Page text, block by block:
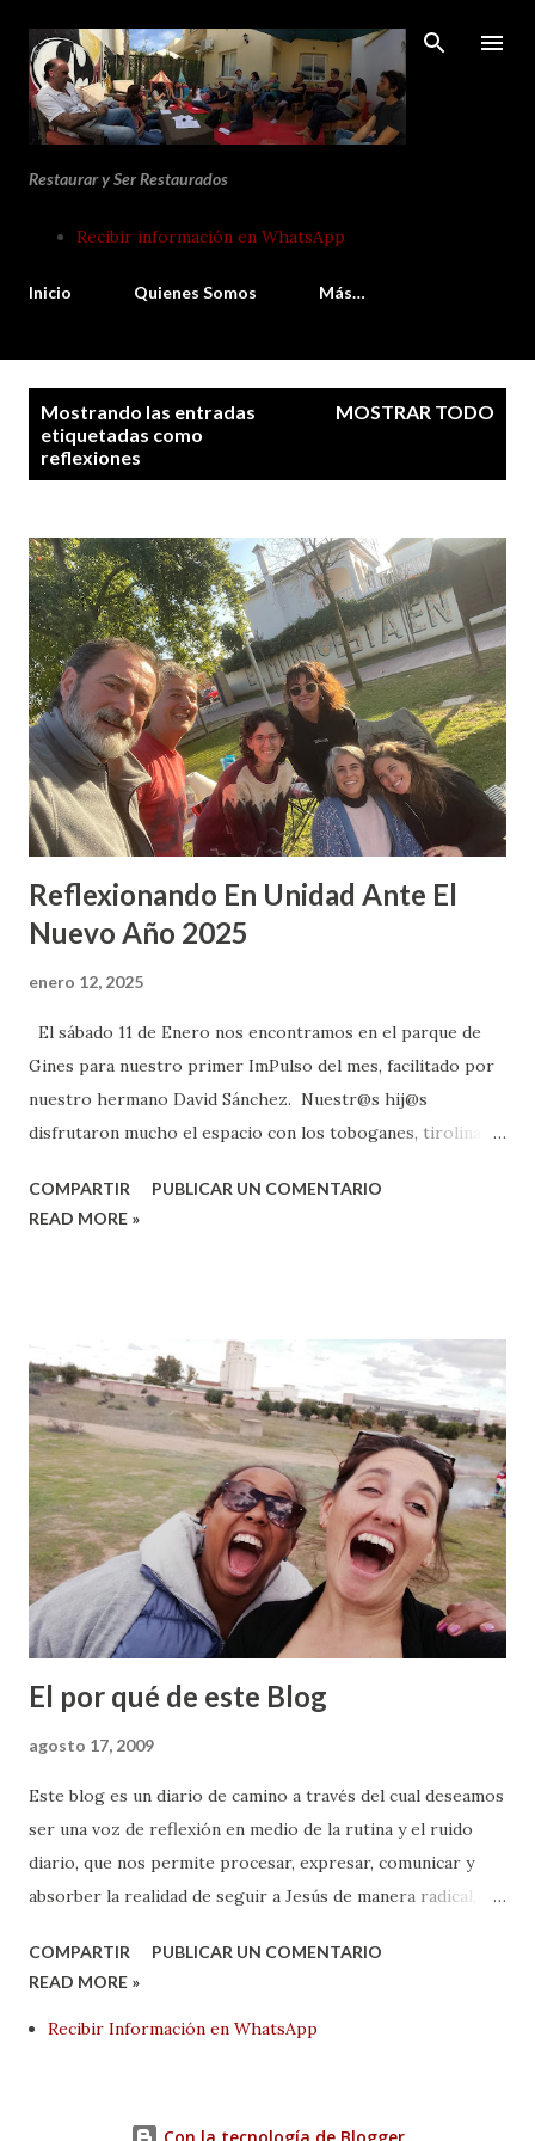
Ir al contenido principal
Restaurar y Ser Restaurados
Recibir información en WhatsApp
Inicio Quienes Somos Más…
Mostrando las entradas
etiquetadas como
reflexiones
MOSTRAR TODO
Reflexionando En Unidad Ante El
Nuevo Año 2025
enero 12, 2025
El sábado 11 de Enero nos encontramos en el parque de
Gines para nuestro primer ImPulso del mes, facilitado por
nuestro hermano David Sánchez. Nuestr@s hij@s
disfrutaron mucho el espacio con los toboganes, tirolinas,
nos dejaron ver en los videos de más abajo y también se
día para bendecir a nuestra hermana Nagore en su traslado
a San Lucar de Barrameda, recibimos este movimiento
como una extensión de la comunidad y no como una
despedida (así como estamos en Ayamonte, Fuenteheridos,
diferentes pueblos de Sevilla e incluso en Holanda), por ello
la rodeamos y oramos sobre su vida en esta nueva etapa,
confiando que el Espíritu Santo la está guiando y usando
como instrumento de bendición allí ...
COMPARTIR
PUBLICAR UN COMENTARIO
READ MORE »
El por qué de este Blog
agosto 17, 2009
Este blog es un diario de camino a través del cual deseamos
ser una voz de reflexión en medio de la rutina y el ruido
diario, que nos permite procesar, expresar, comunicar y
absorber la realidad de seguir a Jesús de manera radical,
experiencias, reflexiones y pensamientos, mientras nos
deseas aportar, comentar e incluso corregir algunas de
COMPARTIR
PUBLICAR UN COMENTARIO
READ MORE »
Recibir Información en WhatsApp